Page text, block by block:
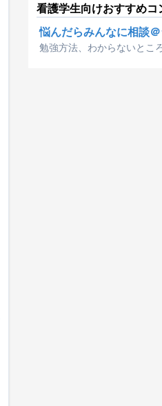
看護学生向けおすすめコ
悩んだらみんなに相談
勉強方法、わからないとこ